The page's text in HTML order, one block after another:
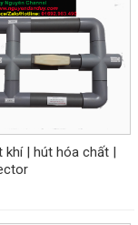
khí | hút hóa chất |